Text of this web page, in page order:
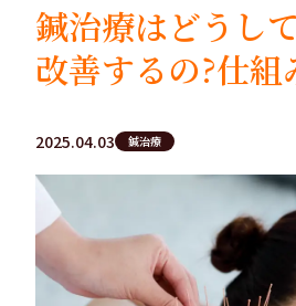
鍼治療はどうし
改善するの?仕
2025.04.03 鍼治療